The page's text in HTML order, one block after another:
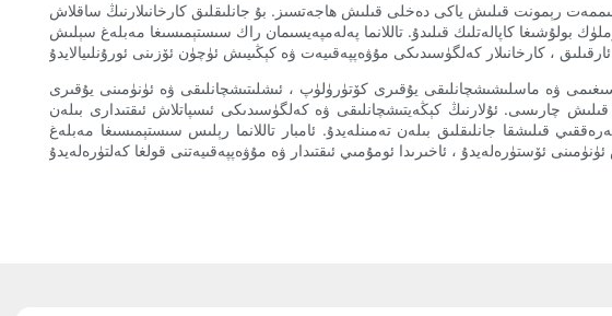
رېمونت قىلىش ياكى دەخلى قىلىش ھاجەتسىز. بۇ جانلىقلىق كارخانىلارنىڭ ساقلاش
بولۇشىغا كاپالەتلىك قىلىدۇ. تاللانما پەلەمپەيسىمان راك سىستېمىسىغا مەبلەغ سېلىش
ۋە ماسلىشىشچانلىقى يۇقىرى كۆتۈرۈلۈپ ، ئىشلىتىشچانلىقى ۋە ئۈنۈمىنى يۇقىرى
چارىسى. ئۇلارنىڭ كېڭەيتىشچانلىقى ۋە كەلگۈسىدىكى ئىسپاتلاش ئىقتىدارى بىلەن
قىلىشقا جانلىقلىق بىلەن تەمىنلەيدۇ. ئامبار تاللانما رېلىس سىستېمىسىغا مەبلەغ